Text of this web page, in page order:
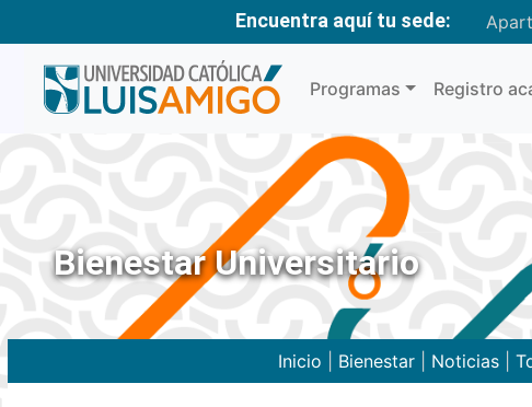
Encuentra aquí tu sede:
Programas Registro
Bienestar Universitario
Inicio Bienestar Noticias